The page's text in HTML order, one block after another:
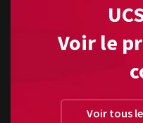
Voir le
Voir tous